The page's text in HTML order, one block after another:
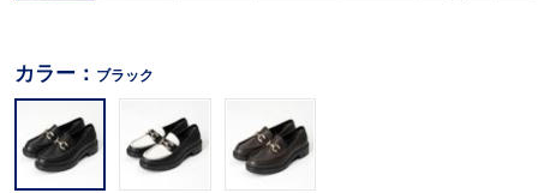
カラー： ブラック